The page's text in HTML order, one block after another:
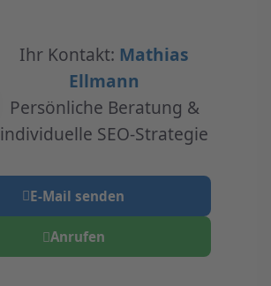
Ihr Kontakt: Mathias
Ellmann
Persönliche Beratung &
individuelle SEO-Strategie
E-Mail senden
Anrufen